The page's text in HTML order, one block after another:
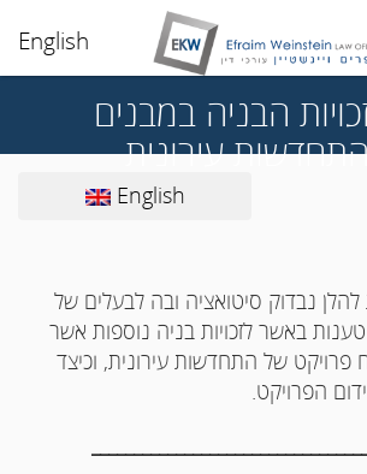
English
הבניה במבנים
עירונית
English
נבדוק סיטואציה ובה לבעלים של
באשר לזכויות בניה נוספות אשר
פרויקט של התחדשות עירונית, וכיצד
הפרויקט.